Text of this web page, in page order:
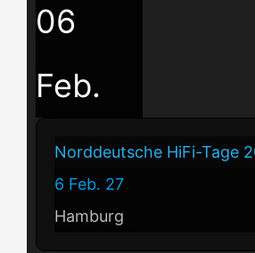
06
Feb.
Norddeutsche HiFi-Tage
6 Feb. 27
Hamburg